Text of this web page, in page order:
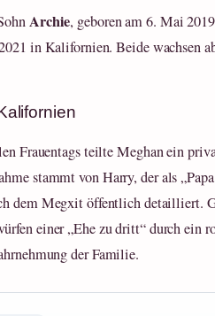
Archie, geboren am 6. Mai
in Kalifornien. Beide wachsen
Frauentags teilte Meghan ein
stammt von Harry, der als
dem Megxit öffentlich detailliert.
einer „Ehe zu dritt“ durch ein
der Familie.